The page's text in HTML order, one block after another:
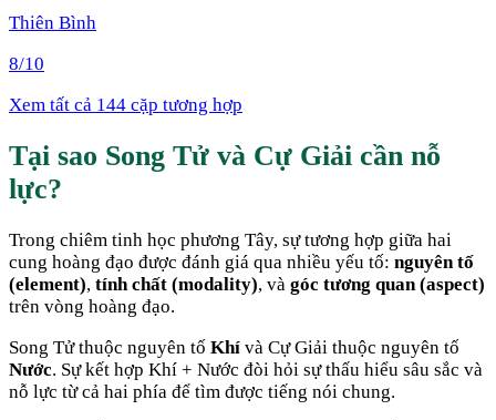
Thiên Bình
8/10
Xem tất cả 144 cặp tương hợp
Tại sao Song Tử và Cự Giải cần nỗ
lực?
Trong chiêm tinh học phương Tây, sự tương hợp giữa hai
cung hoàng đạo được đánh giá qua nhiều yếu tố: nguyên tố
(element), tính chất (modality), và góc tương quan (aspect)
trên vòng hoàng đạo.
Song Tửthuộc nguyên tố Khí và Cự Giải thuộc nguyên tố
Nước. Sự kết hợp Khí + Nước đòi hỏi sự thấu hiểu sâu sắc và
nỗ lực từ cả hai phía để tìm được tiếng nói chung.